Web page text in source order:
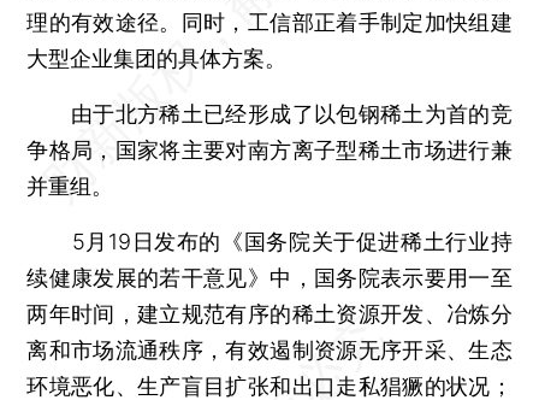
理的有效途径。同时，工信部正着手制定加快组建
大型企业集团的具体方案。
由于北方稀土已经形成了以包钢稀土为首的竞
争格局，国家将主要对南方离子型稀土市场进行兼
并重组。
5月19日发布的《国务院关于促进稀土行业持
续健康发展的若干意见》中，国务院表示要用一至
两年时间，建立规范有序的稀土资源开发、冶炼分
离和市场流通秩序，有效遏制资源无序开采、生态
环境恶化、生产盲目扩张和出口走私猖獗的状况；